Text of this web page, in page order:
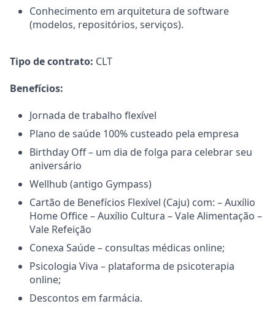
Conhecimento em arquitetura de software
(modelos, repositórios, serviços).
Tipo de contrato: CLT
Benefícios:
Jornada de trabalho flexível
Plano de saúde 100% custeado pela empresa
Birthday Off – um dia de folga para celebrar seu
aniversário
Wellhub (antigo Gympass)
Cartão de Benefícios Flexível (Caju) com: – Auxílio
Home Office – Auxílio Cultura – Vale Alimentação –
Vale Refeição
Conexa Saúde – consultas médicas online;
Psicologia Viva – plataforma de psicoterapia
online;
Descontos em farmácia.